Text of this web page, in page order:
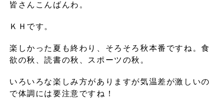
皆さんこんばんわ。
ＫＨです。
楽しかった夏も終わり、そろそろ秋本番ですね。食
欲の秋、読書の秋、スポーツの秋。
いろいろな楽しみ方がありますが気温差が激しいの
で体調には要注意ですね！